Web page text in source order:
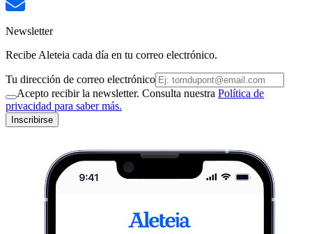
Newsletter
Recibe Aleteia cada día en tu correo electrónico.
Tu dirección de correo electrónico
Acepto recibir la newsletter. Consulta nuestra Política de
privacidad para saber más.
Inscribirse